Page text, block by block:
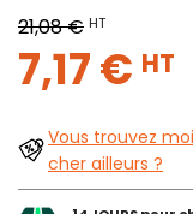
21,08 € HT
7,17 € HT
Vous trouvez
cher ailleurs ?